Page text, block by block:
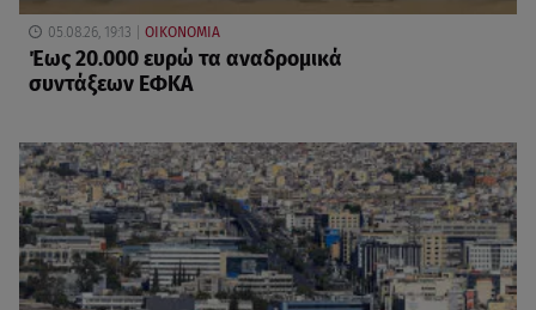
05.08.26, 19:13 ΟΙΚΟΝΟΜΙΑ
Έως 20.000 ευρώ τα αναδρομικά
συντάξεων ΕΦΚΑ